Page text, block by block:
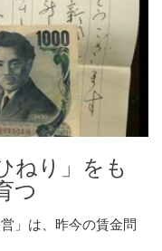
ねり」をも
つ
」は、昨今の賃金問